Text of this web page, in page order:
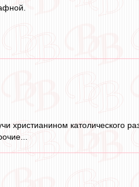
христианином католического